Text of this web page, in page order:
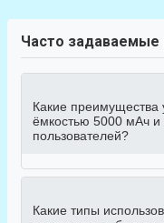
Часто задаваемые
Какие
ёмкостью 5000 мАч
пользователей?
Какие типы